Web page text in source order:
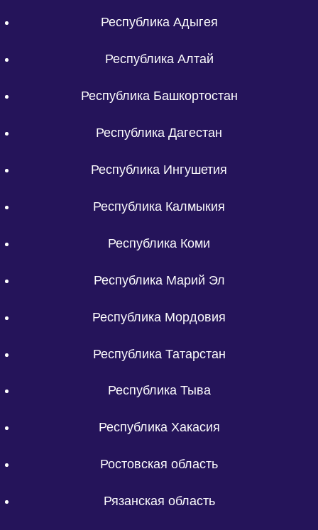
Республика Адыгея
Республика Алтай
Республика Башкортостан
Республика Дагестан
Республика Ингушетия
Республика Калмыкия
Республика Коми
Республика Марий Эл
Республика Мордовия
Республика Татарстан
Республика Тыва
Республика Хакасия
Ростовская область
Рязанская область